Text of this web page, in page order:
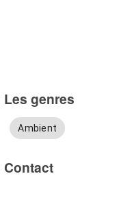
Les genres
Ambient
Contact